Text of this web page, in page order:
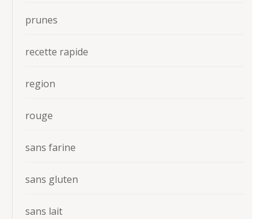
prunes
recette rapide
region
rouge
sans farine
sans gluten
sans lait